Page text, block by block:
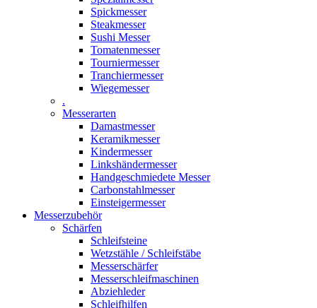
Spickmesser
Steakmesser
Sushi Messer
Tomatenmesser
Tourniermesser
Tranchiermesser
Wiegemesser
.
Messerarten
Damastmesser
Keramikmesser
Kindermesser
Linkshändermesser
Handgeschmiedete Messer
Carbonstahlmesser
Einsteigermesser
Messerzubehör
Schärfen
Schleifsteine
Wetzstähle / Schleifstäbe
Messerschärfer
Messerschleifmaschinen
Abziehleder
Schleifhilfen